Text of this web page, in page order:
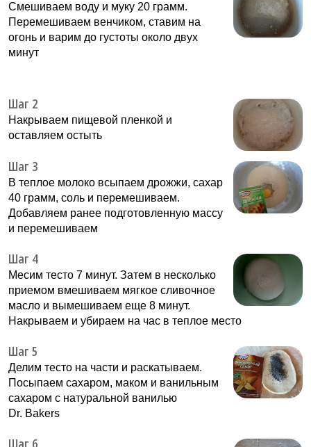
Смешиваем воду и муку 20 грамм.
Перемешиваем венчиком, ставим на
огонь и варим до густоты около двух
минут
Шаг 2
Накрываем пищевой пленкой и
оставляем остыть
Шаг 3
В теплое молоко всыпаем дрожжи, сахар
40 грамм, соль и перемешиваем.
Добавляем ранее подготовленную массу
и перемешиваем
Шаг 4
Месим тесто 7 минут. Затем в несколько
приемом вмешиваем мягкое сливочное
масло и вымешиваем еще 8 минут.
Накрываем и убираем на час в теплое место
Шаг 5
Делим тесто на части и раскатываем.
Посыпаем сахаром, маком и ванильным
сахаром с натуральной ванилью
Dr. Bakers
Шаг 6